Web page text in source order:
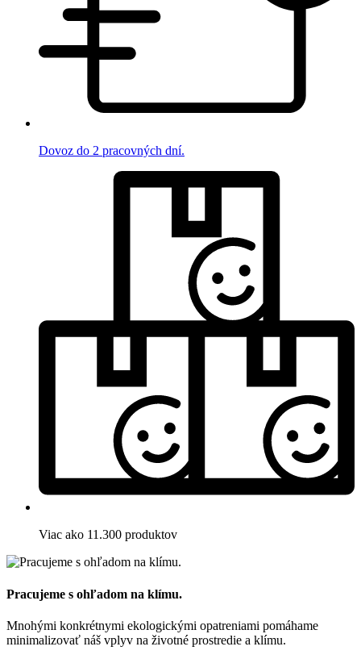
Dovoz do 2 pracovných dní.
Viac ako 11.300 produktov
Pracujeme s ohľadom na klímu.
Mnohými konkrétnymi ekologickými opatreniami pomáhame
minimalizovať náš vplyv na životné prostredie a klímu.